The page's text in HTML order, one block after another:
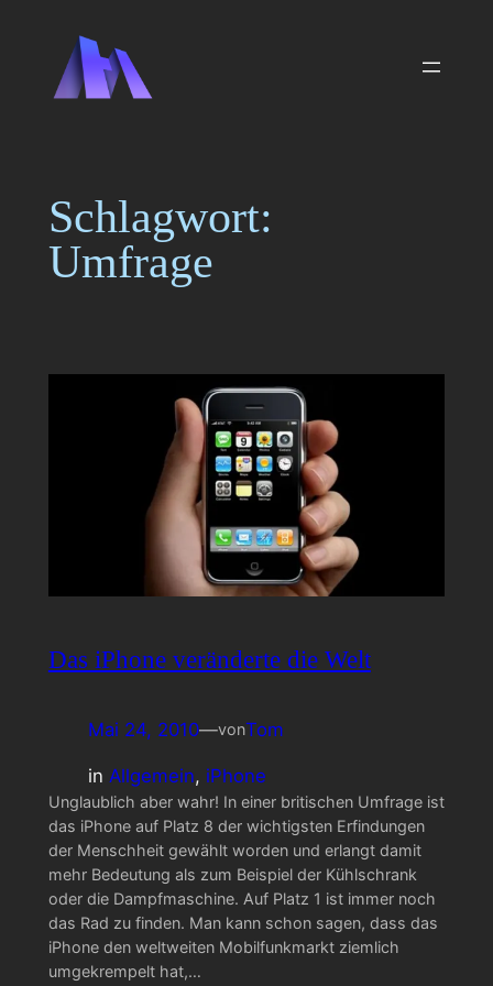
springen
Schlagwort:
Umfrage
Das iPhone veränderte die Welt
Mai 24, 2010—vonTom
in Allgemein, iPhone
Unglaublich aber wahr! In einer britischen Umfrage ist
das iPhone auf Platz 8 der wichtigsten Erfindungen
der Menschheit gewählt worden und erlangt damit
mehr Bedeutung als zum Beispiel der Kühlschrank
oder die Dampfmaschine. Auf Platz 1 ist immer noch
das Rad zu finden. Man kann schon sagen, dass das
iPhone den weltweiten Mobilfunkmarkt ziemlich
umgekrempelt hat,…